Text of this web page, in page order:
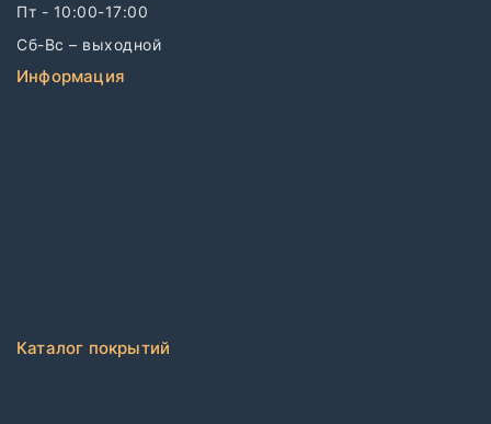
Пт - 10:00-17:00
Сб-Вс – выходной
Информация
Каталог покрытий